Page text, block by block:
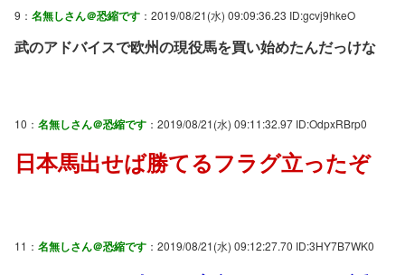
9： 名無しさん＠恐縮です ：2019/08/21(水) 09:09:36.23 ID:gcvj9hkeO
武のアドバイスで欧州の現役馬を買い始めたんだっけな
10： 名無しさん＠恐縮です ：2019/08/21(水) 09:11:32.97 ID:OdpxRBrp0
日本馬出せば勝てるフラグ立ったぞ
11： 名無しさん＠恐縮です ：2019/08/21(水) 09:12:27.70 ID:3HY7B7WK0